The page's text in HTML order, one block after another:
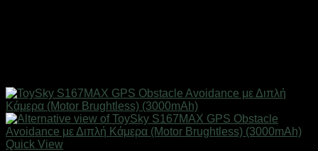
Quick View